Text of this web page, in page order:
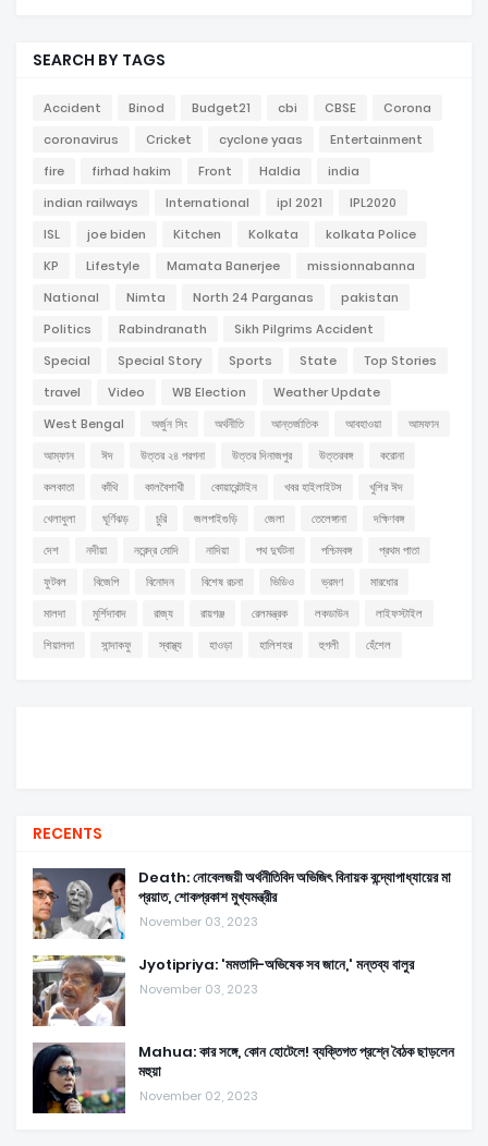
SEARCH BY TAGS
Accident Binod Budget21 cbi CBSE
Corona
coronavirus
Cricket cyclone yaas
Entertainment
fire
firhad hakim Front Haldia
india
indian railways
International ipl 2021
IPL2020
ISL
joe biden Kitchen Kolkata
kolkata Police
KP
Lifestyle Mamata Banerjee
missionnabanna
National
Nimta North 24 Parganas
pakistan
Politics
Rabindranath
Sikh Pilgrims Accident
Special
Special Story Sports State
Top Stories
travel
Video WB Election
Weather Update
West Bengal
অর্জুন সিং অর্থনীতি আন্তর্জাতিক আবহাওয়া
আমফান
আম্ফান
ঈদ উত্তর ২৪ পরগনা উত্তর দিনাজপুর উত্তরবঙ্গ
করোনা
কলকাতা
কাঁথি কালবৈশাখী কোয়ারেন্টাইন খবর হাইলাইটস
খুশির ঈদ
খেলাধুলা
ঘূর্ণিঝড় চুরি জলপাইগুড়ি জেলা তেলেঙ্গানা
দক্ষিণবঙ্গ
দেশ
নদীয়া নরেন্দ্র মোদি নাদিয়া পথ দুর্ঘটনা পশ্চিমবঙ্গ
প্রথম পাতা
ফুটবল
বিজেপি বিনোদন বিশেষ রচনা ভিডিও ভ্রমণ
মারধোর
মালদা
মুর্শিদাবাদ রাজ্য রায়গঞ্জ রেলমন্ত্রক লকডাউন
লাইফস্টাইল
শিয়ালদা
সান্দাকফু স্বাস্থ্য হাওড়া হালিশহর হুগলী হেঁশেল
RECENTS
Death: নোবেলজয়ী অর্থনীতিবিদ অভিজিৎ বিনায়ক বন্দ্যোপাধ্যায়ের মা
প্রয়াত, শোকপ্রকাশ মুখ্যমন্ত্রীর
November 03, 2023
Jyotipriya: 'মমতাদি-অভিষেক সব জানে,' মন্তব্য বালুর
November 03, 2023
Mahua: কার সঙ্গে, কোন হোটেলে! ব্যক্তিগত প্রশ্নে বৈঠক ছাড়লেন
মহুয়া
November 02, 2023